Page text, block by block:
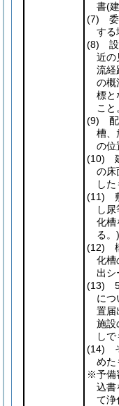
書(
(7) 委
する
(8) 設
近の
流経
の概
標と
こと
(9) 配
槽、
の位
(10)
の床
し
(11)
し
化槽
る。)
(12)
化槽
出シ
(13)
につ
置届
施設
し
(14)
めた
※予備
込書
て浄